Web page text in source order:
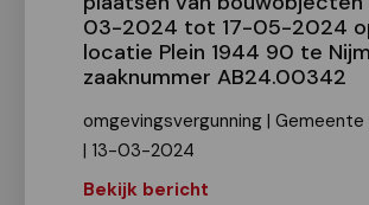
03-2024 tot 17-05-2024
locatie Plein 1944 90 te
zaaknummer AB24.00342
omgevingsvergunning | Gemeente
| 13-03-2024
Bekijk bericht